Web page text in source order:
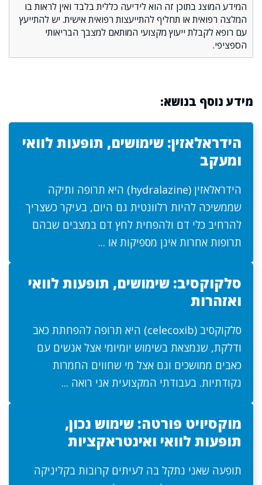
המידע המוצג בתוכן זה הוא לידיעה כללית בלבד ואין לראות בו
המלצה רפואית או תחליף להתייעצות רפואית אישית. יש להתייעץ
עם רופא לקבלת ייעוץ מקצועי המותאם למצבך הבריאותי
הספציפי.
מידע נוסף בנושא:
הידראלאזין: שימושים, תופעות לוואי
ומעקב
הידראלאזין (hydralazine) היא תרופה ותיקה
שממשיכה להיות רלוונטית גם היום, בעיקר כשצריך
להרחיב כלי דם ולהפחית לחץ דם במצבים שבהם
תרופות אחרות אינן מספיקות או ...
סלקוקסיב: שימושים, תופעות לוואי
ואזהרות
סלקוקסיב (celecoxib) היא תרופה להפחתת כאב
ודלקת, שנמצאת בשימוש יומיומי אצל אנשים עם
כאבים ממושכים וגם אצל מי שחווים החמרות
נקודתיות. בעבודתי המקצועית אני רואה ...
מוקסיויט פורטה: שימוש נכון,
תופעות לוואי ואינטראקציות
תופעה שאני נתקל בה לעיתים קרובות בקליניקה